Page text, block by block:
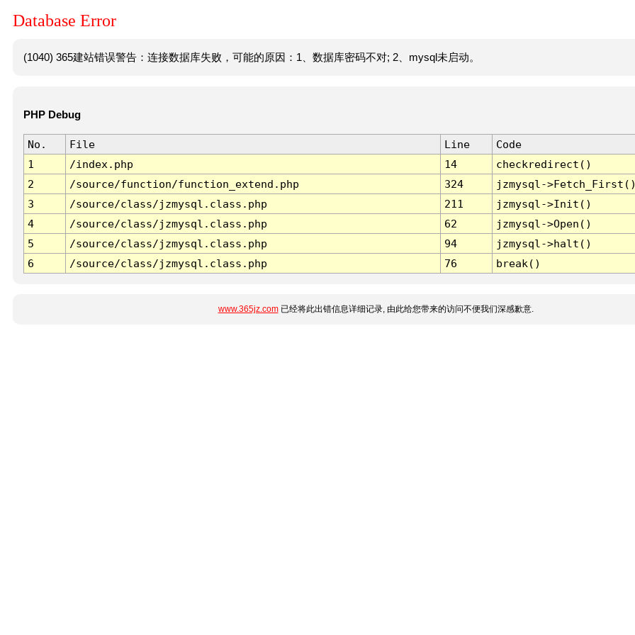
Database Error
(1040) 365建站错误警告：连接数据库失败，可能的原因：1、数据库密码不对; 2、mysql未启动。
PHP Debug
No. File Line
Code
1
/index.php 14
checkredirect()
2
/source/function/function_extend.php 324
jzmysql-
3
/source/class/jzmysql.class.php 211
jzmysql->Init()
4
/source/class/jzmysql.class.php 62
jzmysql->Open()
5
/source/class/jzmysql.class.php 94
jzmysql->halt()
6
/source/class/jzmysql.class.php 76 break()
www.365jz.com已经将此出错信息详细记录, 由此给您带来的访问不便我们深感歉意.